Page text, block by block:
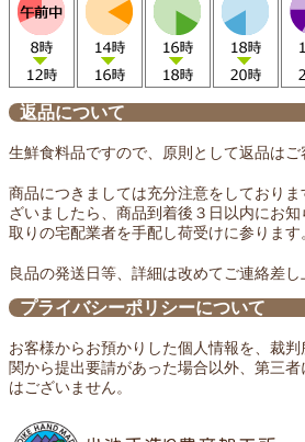
返品について
生鮮食料品ですので、原則として返品はご
商品につきましては充分注意をしており
ざいましたら、商品到着後３日以内にお
取りの宅配業者を手配し荷受けに参ります
良品の発送日等、詳細は改めてご連絡差し
プライバシーポリシーについて
お客様からお預かりした個人情報を、裁
関から提出要請があった場合以外、第三
はございません。